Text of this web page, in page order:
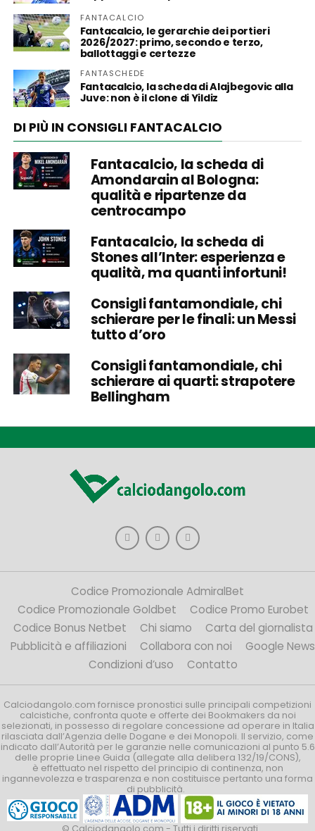
FANTACALCIO
Fantacalcio, le gerarchie dei portieri
2026/2027: primo, secondo e terzo,
ballottaggi e certezze
FANTASCHEDE
Fantacalcio, la scheda di Alajbegovic alla
Juve: non è il clone di Yildiz
DI PIÙ IN CONSIGLI FANTACALCIO
Fantacalcio, la scheda di
Amondarain al Bologna:
qualità e ripartenze da
centrocampo
Fantacalcio, la scheda di
Stones all’Inter: esperienza e
qualità, ma quanti infortuni!
Consigli fantamondiale, chi
schierare per le finali: un Messi
tutto d’oro
Consigli fantamondiale, chi
schierare ai quarti: strapotere
Bellingham
Codice Promozionale AdmiralBet
Codice Promozionale Goldbet
Codice Promo Eurobet
Codice Bonus Netbet
Chi siamo
Carta del giornalista
Pubblicità e affiliazioni
Collabora con noi
Google News
Condizioni d’uso
Contatto
Calciodangolo.com fornisce pronostici sulle principali competizioni
calcistiche, confronta quote e offerte dei Bookmakers da noi
selezionati, in possesso di regolare concessione ad operare in Italia
rilasciata dall’Agenzia delle Dogane e dei Monopoli. Il servizio, come
indicato dall’Autorità per le garanzie nelle comunicazioni al punto 5.6
delle proprie Linee Guida (allegate alla delibera 132/19/CONS),
è effettuato nel rispetto del principio di continenza, non
ingannevolezza e trasparenza e non costituisce pertanto una forma
di pubblicità.
© Calciodangolo.com - Tutti i diritti riservati